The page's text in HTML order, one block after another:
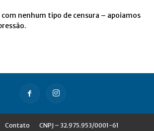
com nenhum tipo de censura – apoiamos
Contato CNPJ – 32.975.953/0001-61